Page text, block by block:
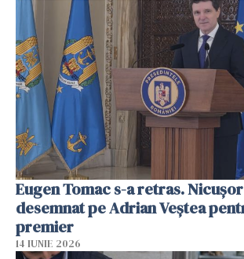
Eugen Tomac s-a retras.
desemnat pe Adrian Veștea
premier
14 IUNIE 2026